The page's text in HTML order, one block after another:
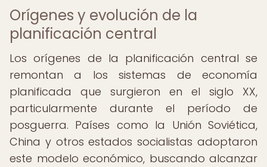
Orígenes y evolución de la
planificación central
Los orígenes de la planificación central se
remontan a los sistemas de economía
planificada que surgieron en el siglo XX,
particularmente durante el período de
posguerra. Países como la Unión Soviética,
China y otros estados socialistas adoptaron
este modelo económico, buscando alcanzar